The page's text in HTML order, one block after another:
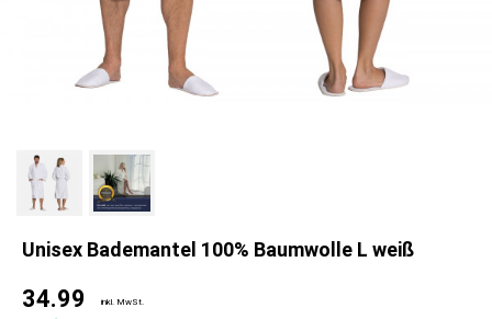
Unisex Bademantel 100% Baumwolle L weiß
34.99 inkl. MwSt.